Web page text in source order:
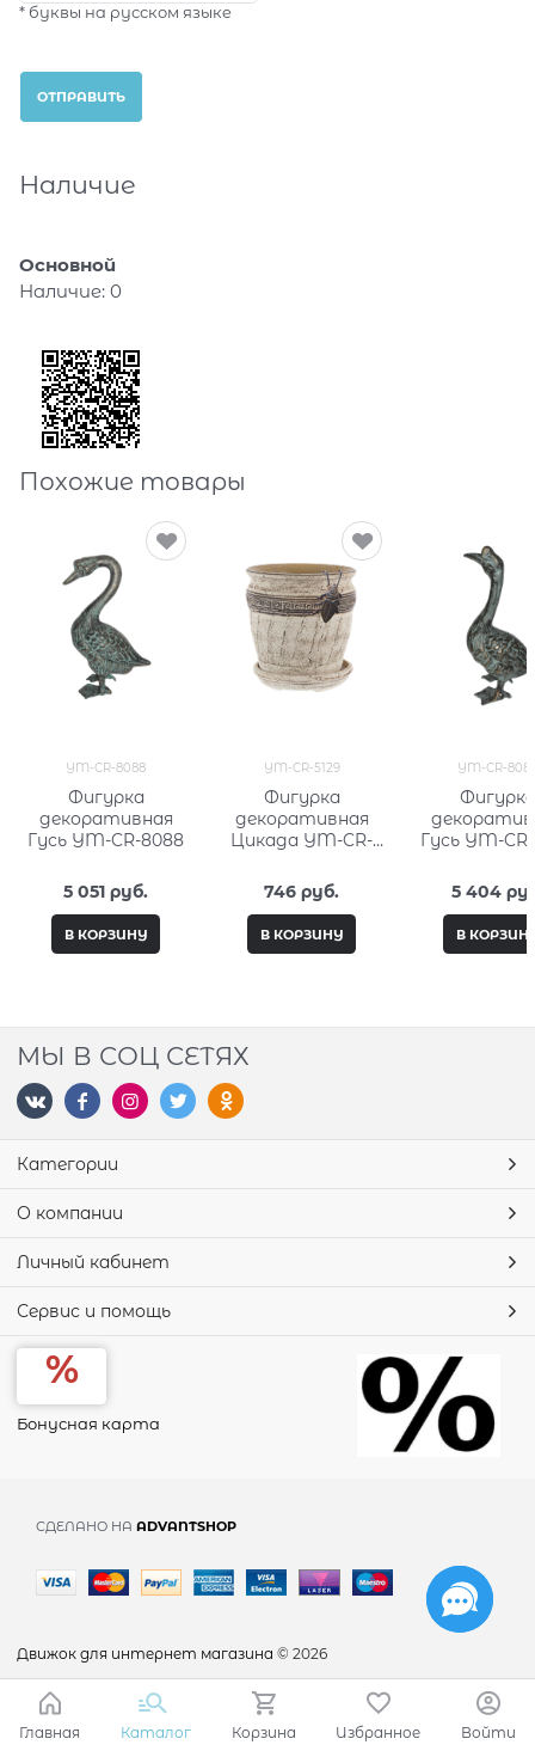
* буквы на русском языке
Наличие
Основной
Наличие: 0
Похожие товары
YM-CR-8088
Фигурка
декоративная
Гусь YM-CR-8088
5 051 руб.
В КОРЗИНУ
YM-CR-5129
Фигурка
декоративная
Цикада YM-CR-
746 руб.
В КОРЗИНУ
YM-CR-
Фигурка
Гусь YM-
5 404
В
МЫ В СОЦ СЕТЯХ
Категории
О компании
Личный кабинет
Сервис и помощь
Бонусная карта
СДЕЛАНО НА ADVANTSHOP
Движок для интернет магазина © 2026
Главная Каталог Корзина Избранное Войти